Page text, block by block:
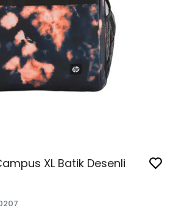
XL Batik Desenli